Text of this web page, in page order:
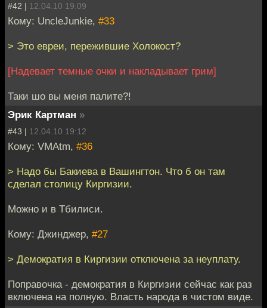
#42 | 12.04.10 19:09
Кому: UncleJunkie, #33
> Это евреи, пережившие Холокост?
[Надевает темные очки и накладывает грим]
Таки шо вы меня палите?!
Эрик Картман »
#43 | 12.04.10 19:12
Кому: VMAtm, #36
> Надо бы Бакиева в Вашингтон. Что б он там
сделал столицу Киргизии.
Можно и в Тбилиси.
Кому: Джинджер, #27
> Демократия в Киргизии отключена за неуплату.
Поправочка - демократия в Киргизии сейчас как раз
включена на полную. Власть народа в чистом виде.